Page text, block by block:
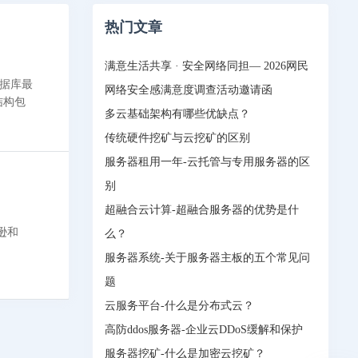
库最
构包
和
热门文章
满意生活共享 · 安全网络同担— 2026网民
网络安全感满意度调查活动邀请函
多云基础架构有哪些优缺点？
传统硬件挖矿与云挖矿的区别
服务器租用一年-云托管与专用服务器的区
别
超融合云计算-超融合服务器的优势是什
么？
服务器系统-关于服务器主板的五个常见问
题
云服务平台-什么是分布式云？
高防ddos服务器-企业云DDoS缓解和保护
服务器挖矿-什么是加密云挖矿？